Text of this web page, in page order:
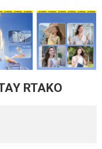
RTAKO